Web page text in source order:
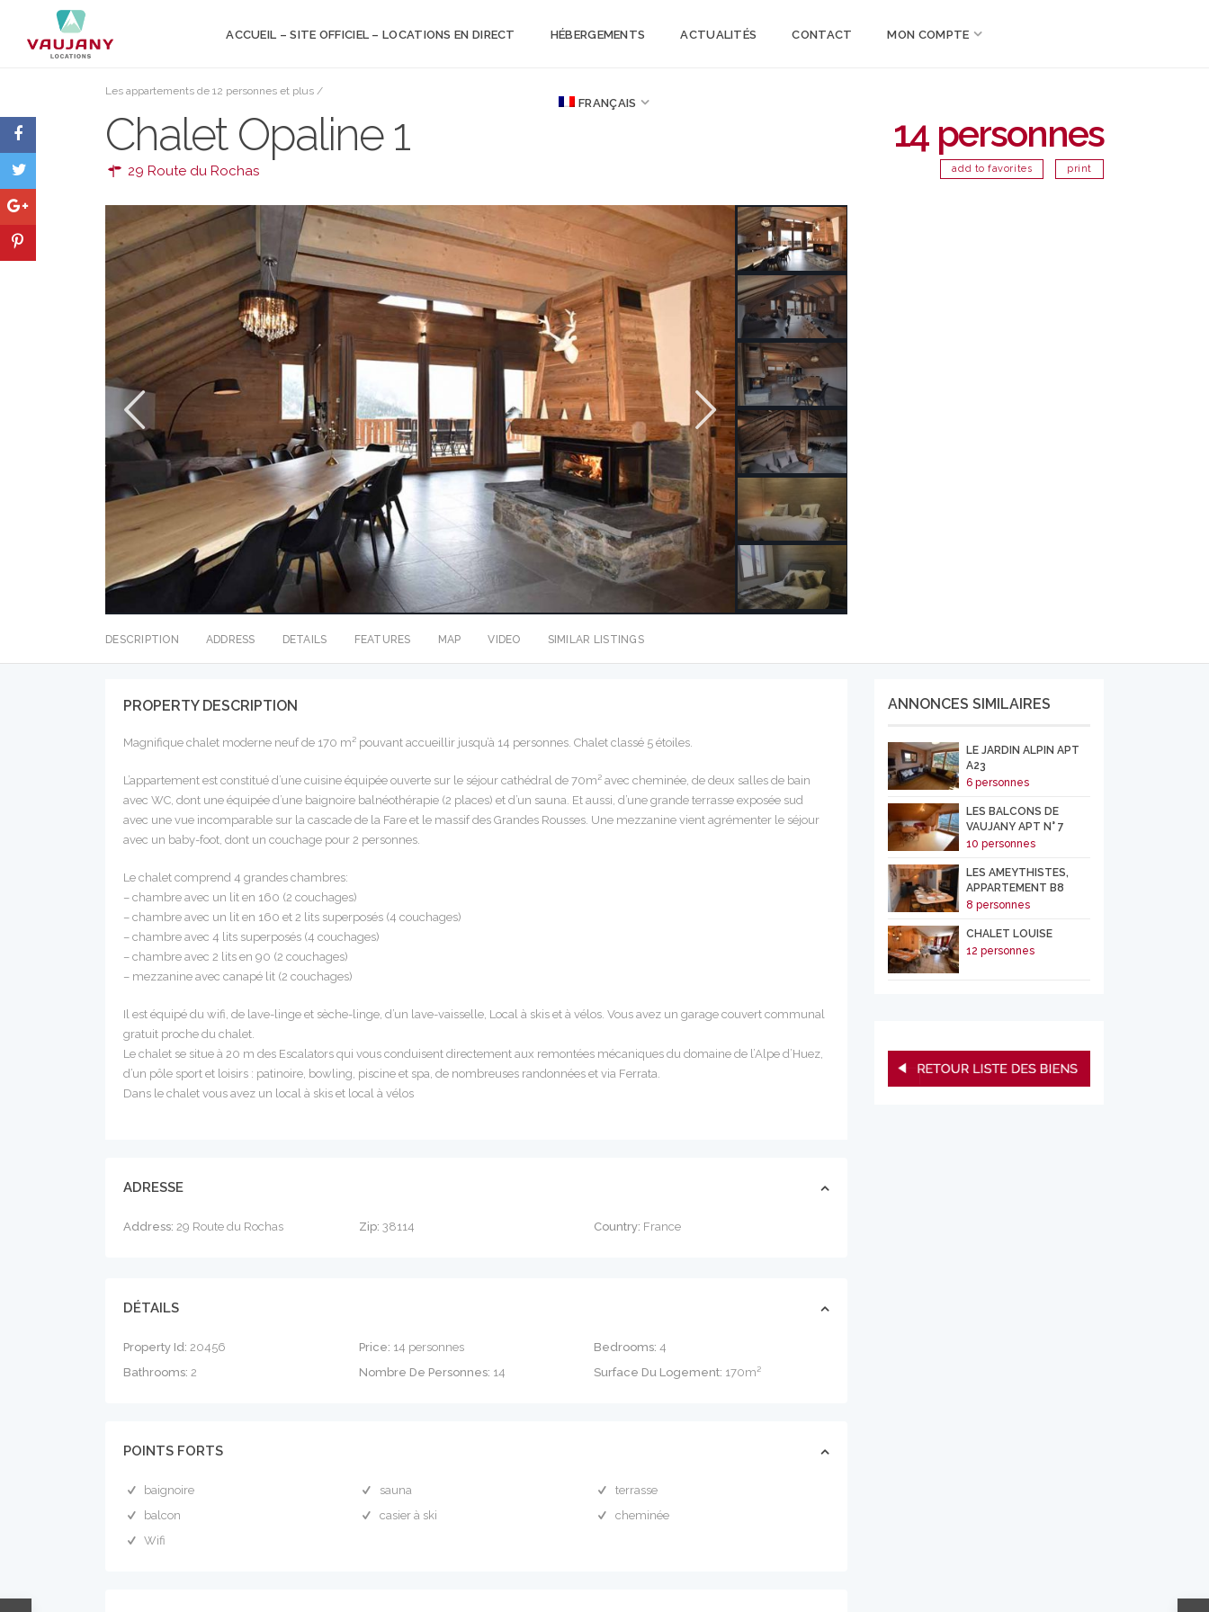
ACCUEIL – SITE OFFICIEL – LOCATIONS EN DIRECT HÉBERGEMENTS ACTUALITÉS CONTACT MON COMPTE
FRANÇAIS
Les appartements de 12 personnes et plus /
Chalet Opaline 1 14 personnes
29 Route du Rochas add to favorites print
DESCRIPTION ADDRESS DETAILS FEATURES MAP VIDEO SIMILAR LISTINGS
PROPERTY DESCRIPTION
Magnifique chalet moderne neuf de 170 m² pouvant accueillir jusqu’à 14 personnes. Chalet classé 5 étoiles.
L’appartement est constitué d’une cuisine équipée ouverte sur le séjour cathédral de 70m² avec cheminée, de deux salles de bain
avec WC, dont une équipée d’une baignoire balnéothérapie (2 places) et d’un sauna. Et aussi, d’une grande terrasse exposée sud
avec une vue incomparable sur la cascade de la Fare et le massif des Grandes Rousses. Une mezzanine vient agrémenter le séjour
avec un baby-foot, dont un couchage pour 2 personnes.
Le chalet comprend 4 grandes chambres:
– chambre avec un lit en 160 (2 couchages)
– chambre avec un lit en 160 et 2 lits superposés (4 couchages)
– chambre avec 4 lits superposés (4 couchages)
– chambre avec 2 lits en 90 (2 couchages)
– mezzanine avec canapé lit (2 couchages)
Il est équipé du wifi, de lave-linge et sèche-linge, d’un lave-vaisselle, Local à skis et à vélos. Vous avez un garage couvert communal
gratuit proche du chalet.
Le chalet se situe à 20 m des Escalators qui vous conduisent directement aux remontées mécaniques du domaine de l’Alpe d’Huez,
d’un pôle sport et loisirs : patinoire, bowling, piscine et spa, de nombreuses randonnées et via Ferrata.
Dans le chalet vous avez un local à skis et local à vélos
ADRESSE
Address: 29 Route du Rochas Zip: 38114 Country: France
DÉTAILS
Property Id: 20456 Price: 14 personnes Bedrooms: 4
Bathrooms: 2 Nombre De Personnes: 14 Surface Du Logement: 170m²
POINTS FORTS
baignoire sauna
terrasse
balcon
casier à ski
cheminée
Wifi
ANNONCES SIMILAIRES
LE JARDIN ALPIN APT
A23
6 personnes
LES BALCONS DE
VAUJANY APT N° 7
10 personnes
LES AMEYTHISTES,
APPARTEMENT B8
8 personnes
CHALET LOUISE
12 personnes